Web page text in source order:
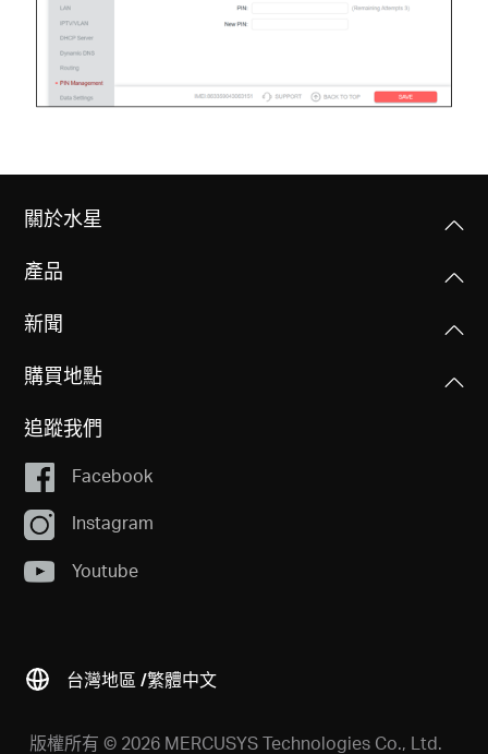
關於水星
產品
新聞
購買地點
追蹤我們
Facebook
Instagram
Youtube
台灣地區 /繁體中文
版權所有 © 2026 MERCUSYS Technologies Co., Ltd.